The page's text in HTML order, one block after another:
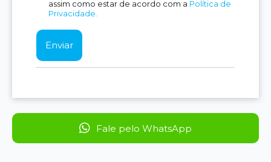
assim como estar de acordo com a Política de
Privacidade.
Fale pelo WhatsApp